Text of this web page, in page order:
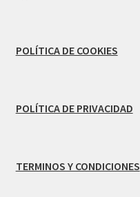
POLÍTICA DE COOKIES
POLÍTICA DE PRIVACIDAD
TERMINOS Y CONDICIONES